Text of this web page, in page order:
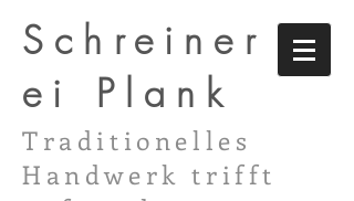
Schreiner
ei Plank
Traditionelles
Handwerk trifft